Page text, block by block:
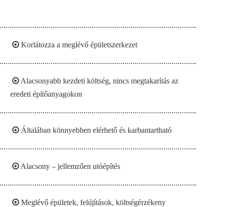
 Korlátozza a meglévő épületszerkezet
 Alacsonyabb kezdeti költség, nincs megtakarítás az
eredeti építőanyagokon
 Általában könnyebben elérhető és karbantartható
 Alacsony – jellemzően utóépítés
 Meglévő épületek, felújítások, költségérzékeny